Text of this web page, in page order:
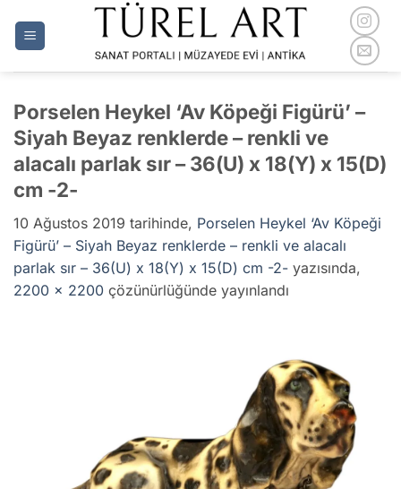
Porselen Heykel ‘Av Köpeği Figürü’ –
Siyah Beyaz renklerde – renkli ve
alacalı parlak sır – 36(U) x 18(Y) x 15(D)
cm -2-
10 Ağustos 2019 tarihinde, Porselen Heykel ‘Av Köpeği
Figürü’ – Siyah Beyaz renklerde – renkli ve alacalı
parlak sır – 36(U) x 18(Y) x 15(D) cm -2- yazısında,
2200 × 2200 çözünürlüğünde yayınlandı